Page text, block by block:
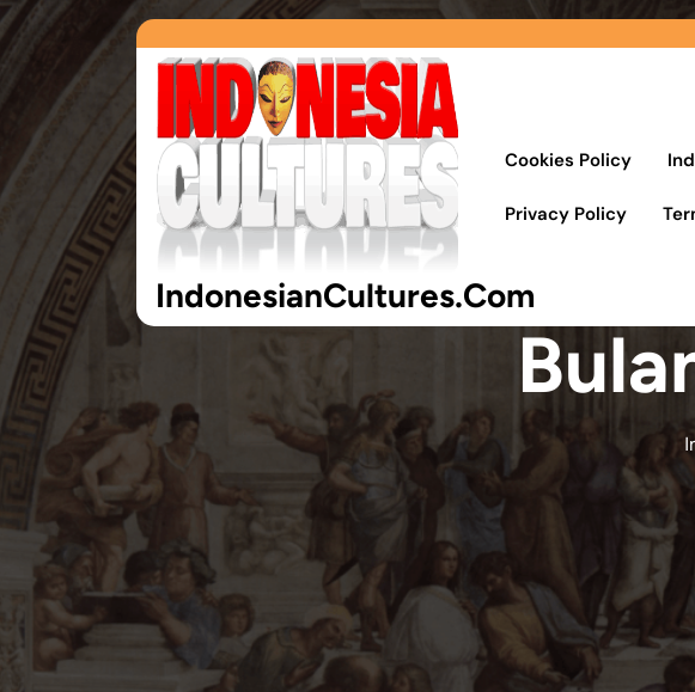
IndonesianCultures.Com
Cookies Policy
Privacy Policy